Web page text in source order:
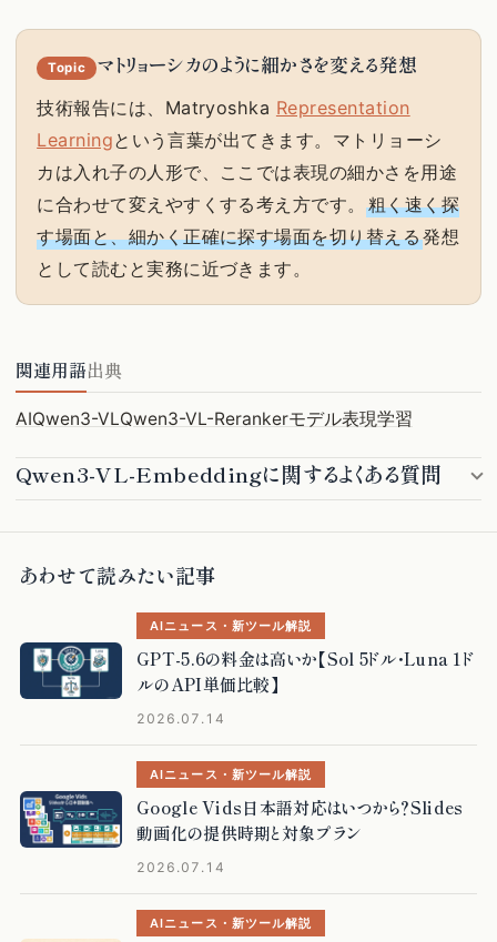
Topic マトリョーシカのように細かさを変える発想
技術報告には、Matryoshka Representation
Learningという言葉が出てきます。マトリョーシ
カは入れ子の人形で、ここでは表現の細かさを用途
に合わせて変えやすくする考え方です。 粗く速く探
す場面と、細かく正確に探す場面を切り替える発想
として読むと実務に近づきます。
関連用語出典
AIQwen3-VLQwen3-VL-Rerankerモデル表現学習
Qwen3-VL-Embeddingに関するよくある質問
あわせて読みたい記事
AIニュース・新ツール解説
GPT-5.6の料金は高いか【Sol 5ドル・Luna 1ド
ルのAPI単価比較】
2026.07.14
AIニュース・新ツール解説
Google Vids日本語対応はいつから？Slides
動画化の提供時期と対象プラン
2026.07.14
AIニュース・新ツール解説